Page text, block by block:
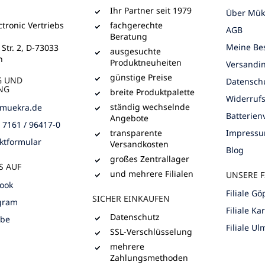
Vertriebs
2, D-73033
UND
muekra.de
7161 / 96417-0
AUF
Ihr Partner seit 1979
fachgerechte
Beratung
ausgesuchte
Produktneuheiten
günstige Preise
breite Produktpalette
ständig wechselnde
Angebote
transparente
Versandkosten
großes Zentrallager
und mehrere Filialen
SICHER EINKAUFEN
Datenschutz
SSL-Verschlüsselung
mehrere
Zahlungsmethoden
Über
AGB
Meine
Blog
UNSERE
Filiale
Filiale
Filiale